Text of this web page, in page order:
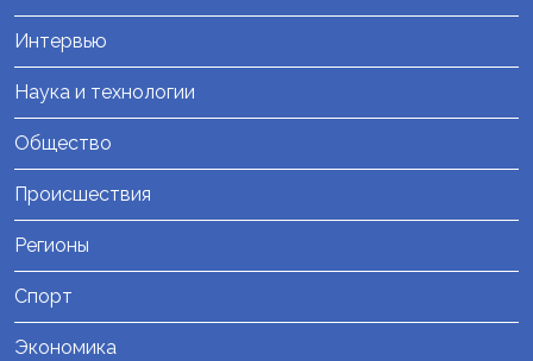
Интервью
Наука и технологии
Общество
Происшествия
Регионы
Спорт
Экономика